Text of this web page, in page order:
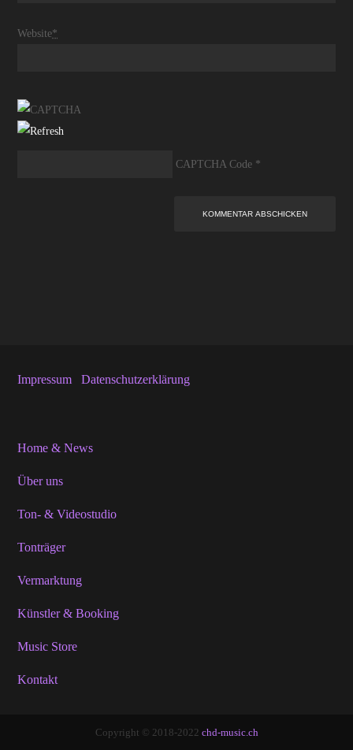
Website*
CAPTCHA Code *
Impressum Datenschutzerklärung
Home & News
Über uns
Ton- & Videostudio
Tonträger
Vermarktung
Künstler & Booking
Music Store
Kontakt
Copyright © 2018-2022 chd-music.ch